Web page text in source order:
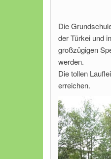
Die
der Türkei und
großzügigen
werden.
Die tollen
erreichen.